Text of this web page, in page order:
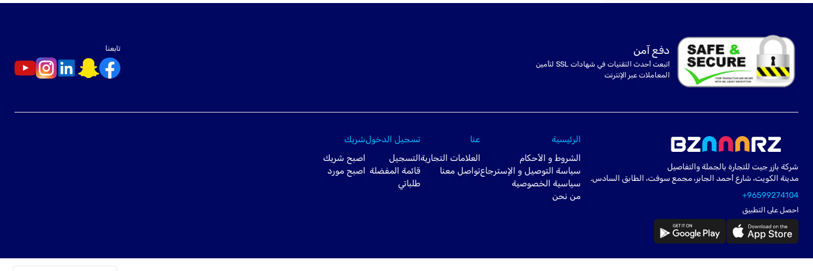
دفع آمن
اتبعت أحدث التقنيات في شهادات SSL لتأمين
المعاملات عبر الإنترنت
تابعنا
شركة بازر جيت للتجارة بالجملة والتفاصيل
مدينة الكويت، شارع أحمد الجابر، مجمع سوفت، الطابق السادس.
+96599274104
احصل على التطبيق
الرئيسية
الشروط و الأحكام
سياسة التوصيل و الإسترجاع
سياسية الخصوصية
من نحن
عنا
العلامات التجارية
تواصل معنا
تسجيل الدخول
التسجيل
قائمة المفضلة
طلباتي
شريك
اصبح شريك
اصبح مورد